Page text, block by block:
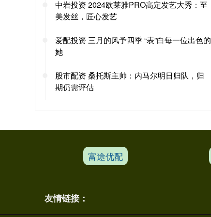
中岩投资 2024欧莱雅PRO高定发艺大秀：至
美发丝，匠心发艺
爱配投资 三月的风予四季 “表”白每一位出色的
她
股市配资 桑托斯主帅：内马尔明日归队，归
期仍需评估
富途优配
友情链接：